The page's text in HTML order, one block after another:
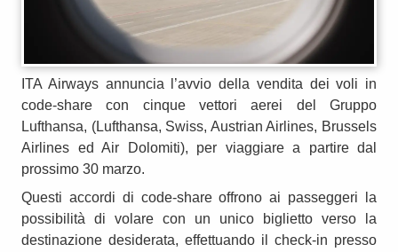
ITA Airways annuncia l’avvio della vendita dei voli in
code-share con cinque vettori aerei del Gruppo
Lufthansa, (Lufthansa, Swiss, Austrian Airlines, Brussels
Airlines ed Air Dolomiti), per viaggiare a partire dal
prossimo 30 marzo.
Questi accordi di code-share offrono ai passeggeri la
possibilità di volare con un unico biglietto verso la
destinazione desiderata, effettuando il check-in presso